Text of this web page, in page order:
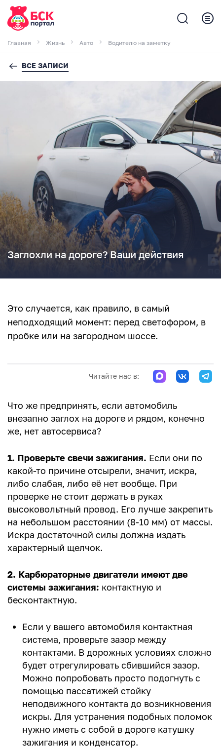
Главная Жизнь Авто Водителю на заметку
ВСЕ ЗАПИСИ
Заглохли на дороге? Ваши действия
Это случается, как правило, в самый
неподходящий момент: перед светофором, в
пробке или на загородном шоссе.
Читайте нас в:
Что же предпринять, если автомобиль
внезапно заглох на дороге и рядом, конечно
же, нет автосервиса?
1. Проверьте свечи зажигания. Если они по
какой-то причине отсырели, значит, искра,
либо слабая, либо её нет вообще. При
проверке не стоит держать в руках
высоковольтный провод. Его лучше закрепить
на небольшом расстоянии (8-10 мм) от массы.
Искра достаточной силы должна издать
характерный щелчок.
2. Карбюраторные двигатели имеют две
системы зажигания: контактную и
бесконтактную.
Если у вашего автомобиля контактная
система, проверьте зазор между
контактами. В дорожных условиях сложно
будет отрегулировать сбившийся зазор.
Можно попробовать просто подогнуть с
помощью пассатижей стойку
неподвижного контакта до возникновения
искры. Для устранения подобных поломок
нужно иметь с собой в дороге катушку
зажигания и конденсатор.